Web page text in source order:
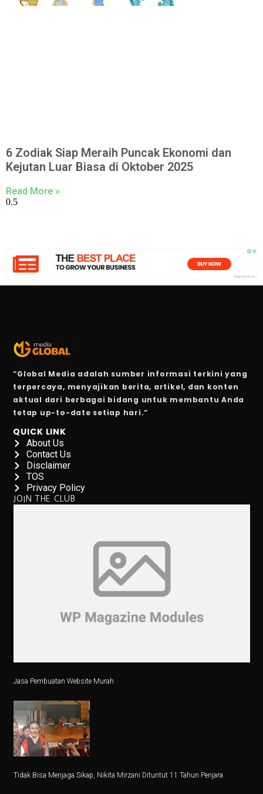
6 Zodiak Siap Meraih Puncak Ekonomi dan
Kejutan Luar Biasa di Oktober 2025
Read More »
“Global Media adalah sumber informasi terkini yang
terpercaya, menyajikan berita, artikel, dan konten
aktual dari berbagai bidang untuk membantu Anda
tetap up-to-date setiap hari.”
QUICK LINK
About Us
Contact Us
Disclaimer
TOS
Privacy Policy
JOIN THE CLUB
Jasa Pembuatan Website Murah
Tidak Bisa Menjaga Sikap, Nikita Mirzani Dituntut 11 Tahun Penjara